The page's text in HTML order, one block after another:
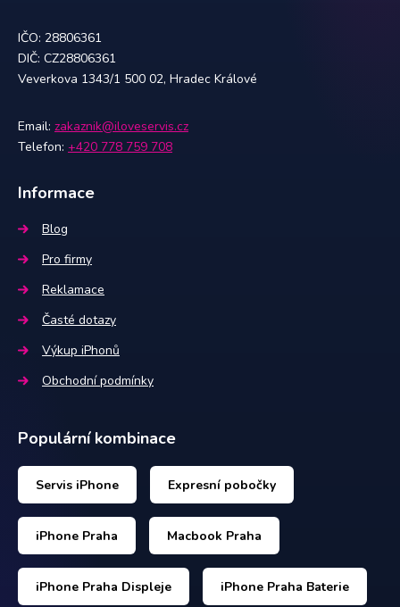
IČO: 28806361
DIČ: CZ28806361
Veverkova 1343/1 500 02, Hradec Králové
Email: zakaznik@iloveservis.cz
Telefon: +420 778 759 708
Informace
Blog
Pro firmy
Reklamace
Časté dotazy
Výkup iPhonů
Obchodní podmínky
Populární kombinace
Servis iPhone Expresní pobočky
iPhone Praha Macbook Praha
iPhone Praha Displeje iPhone Praha Baterie